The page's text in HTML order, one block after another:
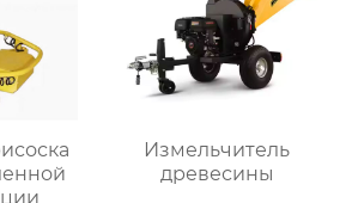
Измельчитель
древесины